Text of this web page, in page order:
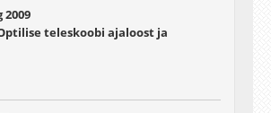
teleskoobi ajaloost ja